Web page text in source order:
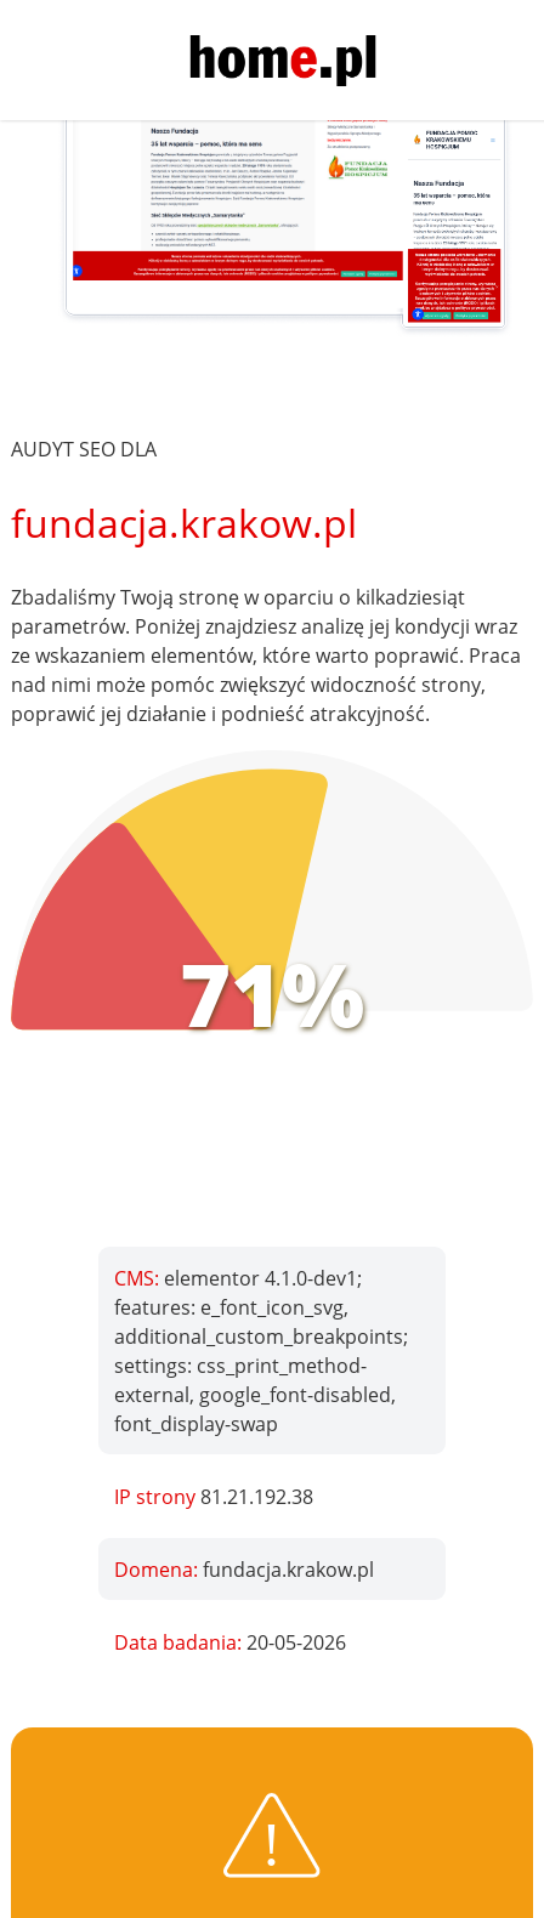
AUDYT SEO DLA
fundacja.krakow.pl
Zbadaliśmy Twoją stronę w oparciu o kilkadziesiąt
parametrów. Poniżej znajdziesz analizę jej kondycji wraz
ze wskazaniem elementów, które warto poprawić. Praca
nad nimi może pomóc zwiększyć widoczność strony,
poprawić jej działanie i podnieść atrakcyjność.
71%
CMS: elementor 4.1.0-dev1;
features: e_font_icon_svg,
additional_custom_breakpoints;
settings: css_print_method-
external, google_font-disabled,
font_display-swap
IP strony81.21.192.38
Domena:fundacja.krakow.pl
Data badania:20-05-2026